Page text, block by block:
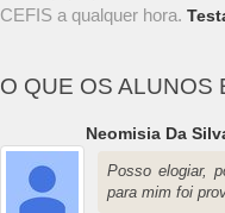
CEFIS a qualquer hora.
O QUE OS ALUNOS
Neomisia Da
Posso elogiar,
para mim foi